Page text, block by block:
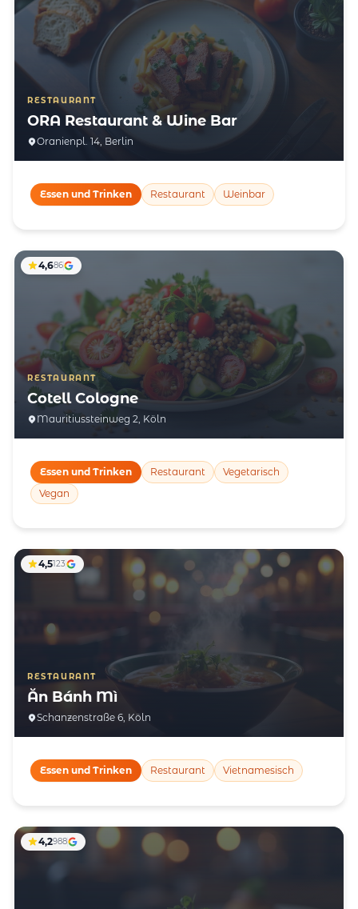
RESTAURANT
ORA Restaurant & Wine Bar
Oranienpl. 14, Berlin
Essen und Trinken Restaurant Weinbar
RESTAURANT
Cotell Cologne
Mauritiussteinweg 2, Köln
4,686
Essen und Trinken Restaurant
Vegetarisch
Vegan
RESTAURANT
Ăn Bánh Mì
Schanzenstraße 6, Köln
4,5123
Essen und Trinken Restaurant Vietnamesisch
4,2988